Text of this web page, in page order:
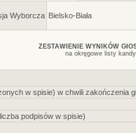
Wyborcza Bielsko-Biała
ZESTAWIENIE WYNIKÓW
na okręgowe listy
w spisie) w chwili zakończenia
podpisów w spisie)